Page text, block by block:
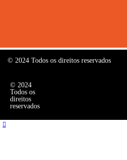
© 2024 Todos os direitos reservados
© 2024
Todos os
direitos
reservados